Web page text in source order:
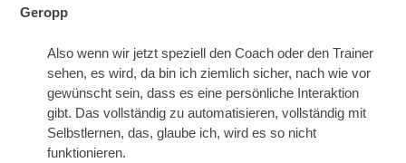
Geropp
Also wenn wir jetzt speziell den Coach oder den Trainer
sehen, es wird, da bin ich ziemlich sicher, nach wie vor
gewünscht sein, dass es eine persönliche Interaktion
gibt. Das vollständig zu automatisieren, vollständig mit
Selbstlernen, das, glaube ich, wird es so nicht
funktionieren.